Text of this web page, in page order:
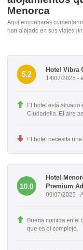
Menorca
Aquí encontrarás
han alojado en sus viajes
5.2
Hotel Vibra
14/07/2025 -
El hotel está situado
Ciudadella. El aire
El hotel necesita
10.0
Hotel
Premium
09/07/2025 -
Buena comida en el
que es el complejo.